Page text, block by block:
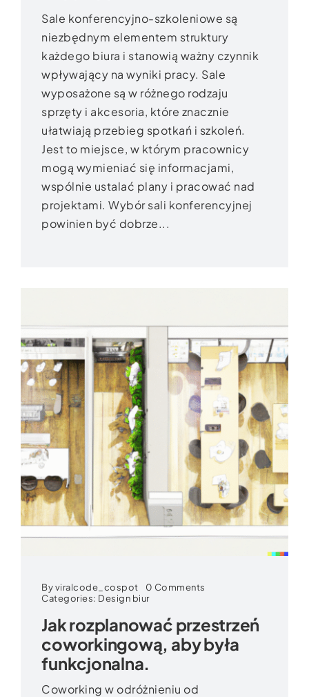
Sale konferencyjno-szkoleniowe są
niezbędnym elementem struktury
każdego biura i stanowią ważny czynnik
wpływający na wyniki pracy. Sale
wyposażone są w różnego rodzaju
sprzęty i akcesoria, które znacznie
ułatwiają przebieg spotkań i szkoleń.
Jest to miejsce, w którym pracownicy
mogą wymieniać się informacjami,
wspólnie ustalać plany i pracować nad
projektami. Wybór sali konferencyjnej
powinien być dobrze...
Byviralcode_cospot 0 Comments
przestrzeń
coworkingową,
aby
była
Categories: Design biur
Jak rozplanować przestrzeń
coworkingową, aby była
funkcjonalna.
Coworking w odróżnieniu od